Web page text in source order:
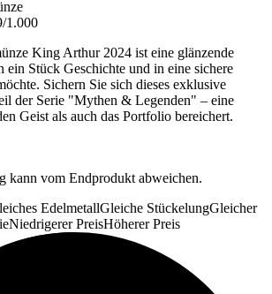
1.000
King Arthur 2024 ist eine glänzende
ein Stück Geschichte und in eine sichere
Sichern Sie sich dieses exklusive
der Serie "Mythen & Legenden" – eine
Geist als auch das Portfolio bereichert.
kann vom Endprodukt abweichen.
EdelmetallGleiche StückelungGleicher
Niedrigerer PreisHöherer Preis